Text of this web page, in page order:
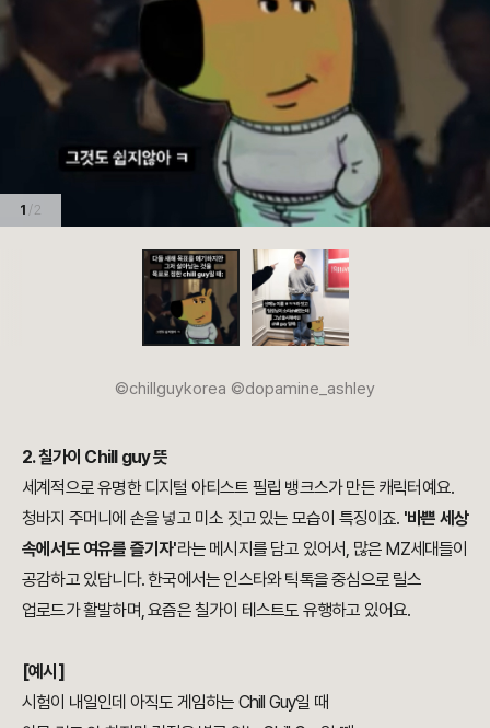
1 / 2
©chillguykorea ©dopamine_ashley
2. 칠가이 Chill guy 뜻
세계적으로 유명한 디지털 아티스트 필립 뱅크스가 만든 캐릭터예요.
청바지 주머니에 손을 넣고 미소 짓고 있는 모습이 특징이죠. '바쁜 세상
속에서도 여유를 즐기자'라는 메시지를 담고 있어서, 많은 MZ세대들이
공감하고 있답니다. 한국에서는 인스타와 틱톡을 중심으로 릴스
업로드가 활발하며, 요즘은 칠가이 테스트도 유행하고 있어요.
[예시]
시험이 내일인데 아직도 게임하는 Chill Guy일 때